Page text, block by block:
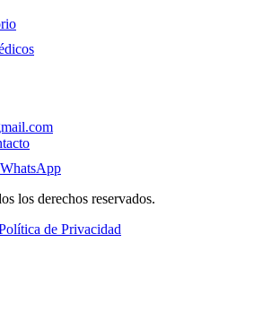
los derechos reservados.
de Privacidad